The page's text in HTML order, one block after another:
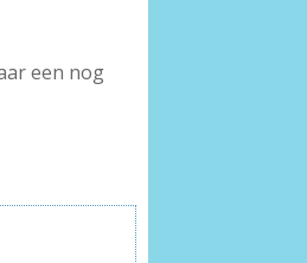
een nog